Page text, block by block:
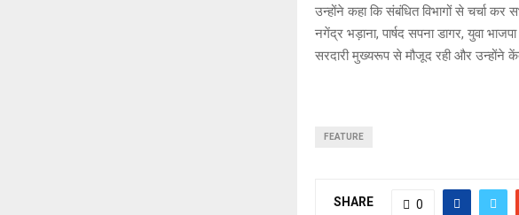
उन्होंने कहा कि संबंधित विभागों से चर्चा
नगेंद्र भड़ाना, पार्षद सपना डागर, युवा
सरदारी मुख्यरूप से मौजूद रही और उन्होंने
FEATURE
SHARE 0